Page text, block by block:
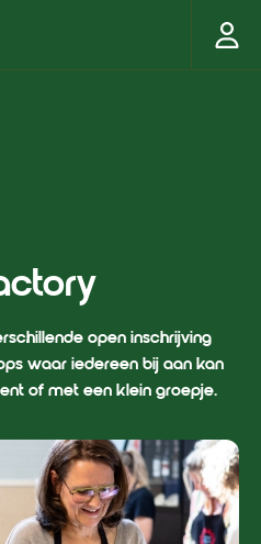
open inschrijving
waar iedereen bij aan kan
of met een klein groepje.